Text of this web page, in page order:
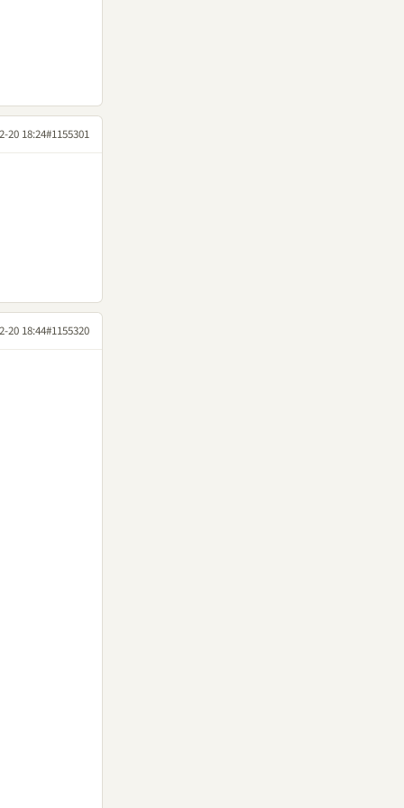
20 18:24#1155301
20 18:44#1155320